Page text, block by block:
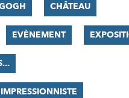
CHÂTEAU
EVÈNEMENT